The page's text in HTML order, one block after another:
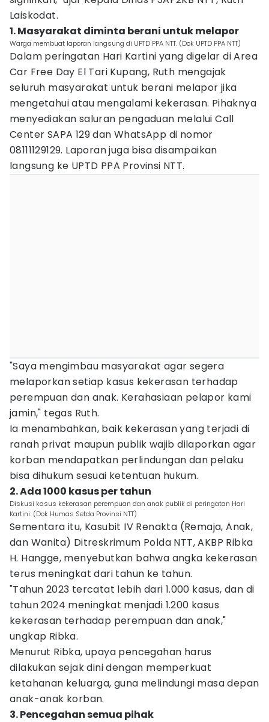
Laiskodat.
1. Masyarakat diminta berani untuk melapor
Warga membuat laporan langsung di UPTD PPA NTT. (Dok UPTD PPA NTT)
Dalam peringatan Hari Kartini yang digelar di Area
Car Free Day El Tari Kupang, Ruth mengajak
seluruh masyarakat untuk berani melapor jika
mengetahui atau mengalami kekerasan. Pihaknya
menyediakan saluran pengaduan melalui Call
Center SAPA 129 dan WhatsApp di nomor
08111129129. Laporan juga bisa disampaikan
langsung ke UPTD PPA Provinsi NTT.
"Saya mengimbau masyarakat agar segera
melaporkan setiap kasus kekerasan terhadap
perempuan dan anak. Kerahasiaan pelapor kami
jamin," tegas Ruth.
Ia menambahkan, baik kekerasan yang terjadi di
ranah privat maupun publik wajib dilaporkan agar
korban mendapatkan perlindungan dan pelaku
bisa dihukum sesuai ketentuan hukum.
2. Ada 1000 kasus per tahun
Diskusi kasus kekerasan perempuan dan anak publik di peringatan Hari
Kartini. (Dok Humas Setda Provinsi NTT)
Sementara itu, Kasubit IV Renakta (Remaja, Anak,
dan Wanita) Ditreskrimum Polda NTT, AKBP Ribka
H. Hangge, menyebutkan bahwa angka kekerasan
terus meningkat dari tahun ke tahun.
"Tahun 2023 tercatat lebih dari 1.000 kasus, dan di
tahun 2024 meningkat menjadi 1.200 kasus
kekerasan terhadap perempuan dan anak,"
ungkap Ribka.
Menurut Ribka, upaya pencegahan harus
dilakukan sejak dini dengan memperkuat
ketahanan keluarga, guna melindungi masa depan
anak-anak korban.
3. Pencegahan semua pihak